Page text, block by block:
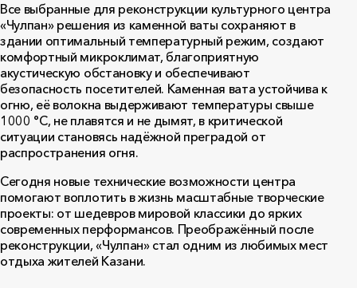
Все выбранные для реконструкции культурного центра
«Чулпан» решения из каменной ваты сохраняют в
здании оптимальный температурный режим, создают
комфортный микроклимат, благоприятную
акустическую обстановку и обеспечивают
безопасность посетителей. Каменная вата устойчива к
огню, её волокна выдерживают температуры свыше
1000 °С, не плавятся и не дымят, в критической
ситуации становясь надёжной преградой от
распространения огня.
Сегодня новые технические возможности центра
помогают воплотить в жизнь масштабные творческие
проекты: от шедевров мировой классики до ярких
современных перформансов. Преображённый после
реконструкции, «Чулпан» стал одним из любимых мест
отдыха жителей Казани.